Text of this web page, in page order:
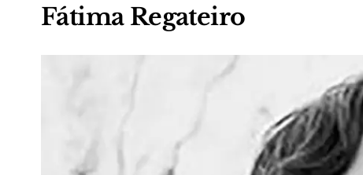
Fátima Regateiro